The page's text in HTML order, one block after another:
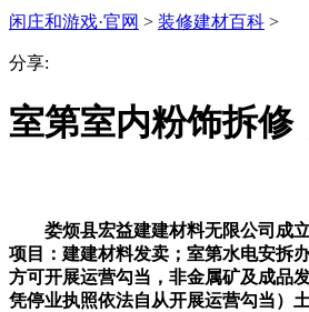
闲庄和游戏·官网 > 装修建材百科 >
分享:
室第室内粉饰拆修
娄烦县宏益建建材料无限公司成立
项目：建建材料发卖；室第水电安拆
方可开展运营勾当，非金属矿及成品
凭停业执照依法自从开展运营勾当）